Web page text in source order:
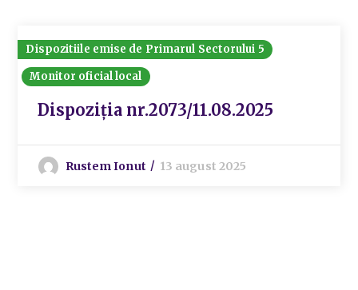
Dispozitiile emise de Primarul Sectorului 5
Monitor oficial local
Dispoziția nr.2073/11.08.2025
Rustem Ionut 13 august 2025